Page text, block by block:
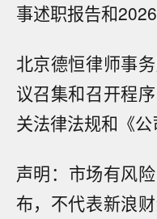
事述职报告和
北京德恒律师事
议召集和召开程
关法律法规和《公
声明：市场有风
布，不代表新浪